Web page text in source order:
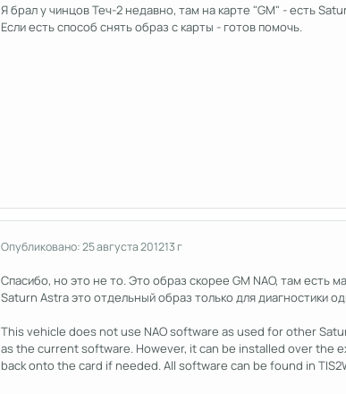
Я брал у чинцов Теч-2 недавно, там на карте "GM" - есть
Если есть способ снять образ с карты - готов помочь.
Опубликовано:25 августа 201213 г
Спасибо, но это не то. Это образ скорее GM NAO, там есть
Saturn Astra это отдельный образ только для диагностики
This vehicle does not use NAO software as used for other
as the current software. However, it can be installed over the
back onto the card if needed. All software can be found in